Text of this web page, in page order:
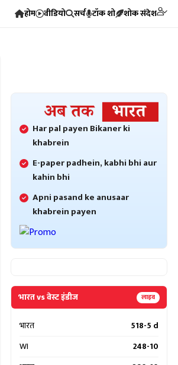
होम वीडियो सर्च टॉक शो शोक संदेश
Har pal payen Bikaner ki
khabrein
E-paper padhein, kabhi bhi aur
kahin bhi
Apni pasand ke anusaar
khabrein payen
भारत vs वेस्ट इंडीज लाइव
भारत
518-5 d
WI
248-10